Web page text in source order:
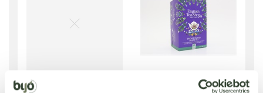
JAVALLAT GYÖMBÉR
ENGLISH TEA SHOP BIO